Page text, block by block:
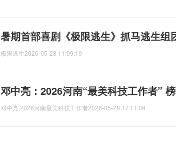
暑期首部喜剧《极限逃生》抓马逃生组
极限逃生2026-05-28 11:09:19
邓中亮：2026河南“最美科技工作者”
邓中亮,2026河南最美科技工作者2026-05-28 17:11:09